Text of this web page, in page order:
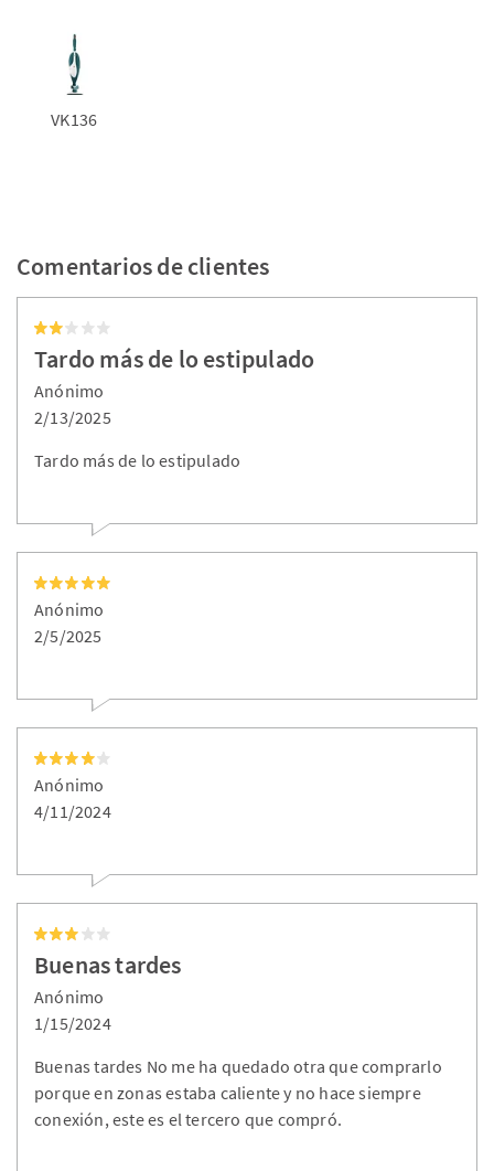
VK136
Comentarios de clientes
Tardo más de lo estipulado
Anónimo
2/13/2025
Tardo más de lo estipulado
Anónimo
2/5/2025
Anónimo
4/11/2024
Buenas tardes
Anónimo
1/15/2024
Buenas tardes No me ha quedado otra que comprarlo
porque en zonas estaba caliente y no hace siempre
conexión, este es el tercero que compró.